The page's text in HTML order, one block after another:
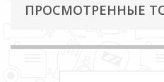
ПРОСМОТРЕННЫЕ